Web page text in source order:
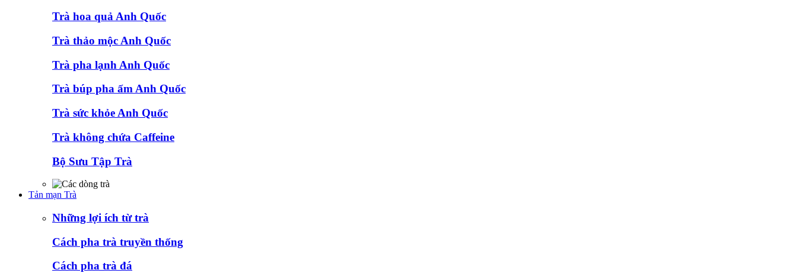
Trà hoa quả Anh Quốc
Trà thảo mộc Anh Quốc
Trà pha lạnh Anh Quốc
Trà búp pha ấm Anh Quốc
Trà sức khỏe Anh Quốc
Trà không chứa Caffeine
Bộ Sưu Tập Trà
Tản mạn Trà
Những lợi ích từ trà
Cách pha trà truyền thống
Cách pha trà đá